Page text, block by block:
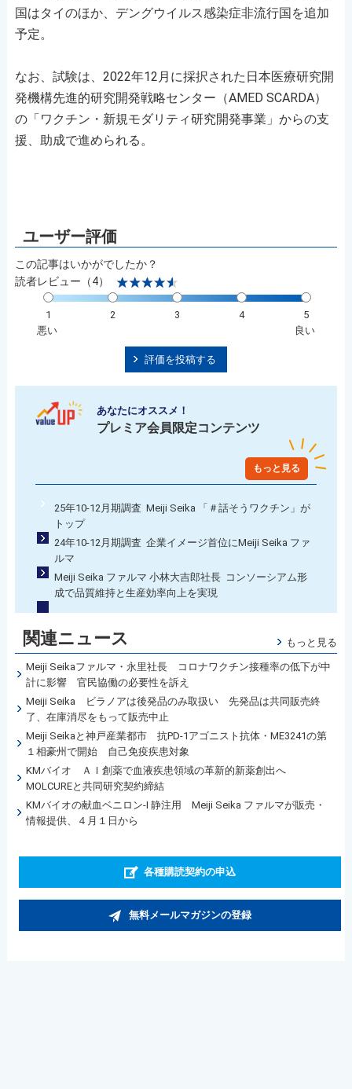
国はタイのほか、デングウイルス感染症非流行国を追加
予定。
なお、試験は、2022年12月に採択された日本医療研究開
発機構先進的研究開発戦略センター（AMED SCARDA）
の「ワクチン・新規モダリティ研究開発事業」からの支
援、助成で進められる。
この記事はいかがでしたか？
読者レビュー（4）
1 2 3 4
5
悪い
良い
評価を投稿する
あなたにオススメ！
プレミア会員限定コンテンツ
もっと見る
25年10-12月期調査 Meiji Seika 「＃話そうワクチン」が
トップ
24年10-12月期調査 企業イメージ首位にMeiji Seika ファ
ルマ
Meiji Seika ファルマ 小林大吉郎社長 コンソーシアム形
成で品質維持と生産効率向上を実現
関連ニュース もっと見る
Meiji Seikaファルマ・永里社長 コロナワクチン接種率の低下が中
計に影響 官民協働の必要性を訴え
Meiji Seika ビラノアは後発品のみ取扱い 先発品は共同販売終
了、在庫消尽をもって販売中止
Meiji Seikaと神戸産業都市 抗PD-1アゴニスト抗体・ME3241の第
１相豪州で開始 自己免疫疾患対象
KMバイオ ＡＩ創薬で血液疾患領域の革新的新薬創出へ
MOLCUREと共同研究契約締結
KMバイオの献血ベニロン-I 静注用 Meiji Seika ファルマが販売・
情報提供、４月１日から
各種購読契約の申込
無料メールマガジンの登録